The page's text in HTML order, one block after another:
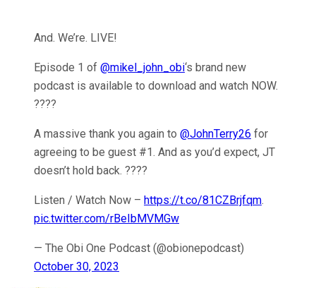
And. We’re. LIVE!
Episode 1 of @mikel_john_obi‘s brand new
podcast is available to download and watch NOW.
????
A massive thank you again to @JohnTerry26 for
agreeing to be guest #1. And as you’d expect, JT
doesn’t hold back. ????
Listen / Watch Now – https://t.co/81CZBrjfqm.
pic.twitter.com/rBeIbMVMGw
— The Obi One Podcast (@obionepodcast)
October 30, 2023